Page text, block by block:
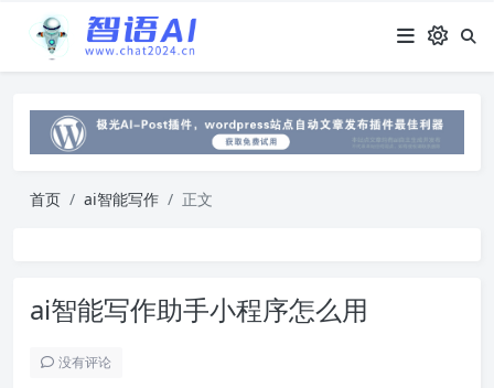
首页 ai智能写作 正文
ai智能写作助手小程序怎么用
没有评论